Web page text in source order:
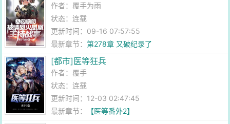
作者： 覆手为雨
状态：连载
更新时间：09-16 07:57:55
最新章节：第278章 又破纪录了
[都市]医等狂兵
作者： 覆手
状态：连载
更新时间：12-03 02:47:45
最新章节：
【医等番外2】